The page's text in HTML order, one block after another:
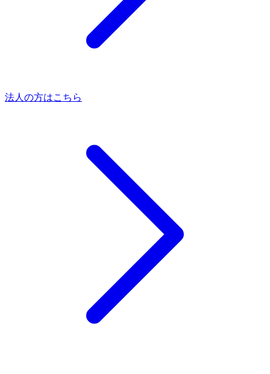
法人の方はこちら